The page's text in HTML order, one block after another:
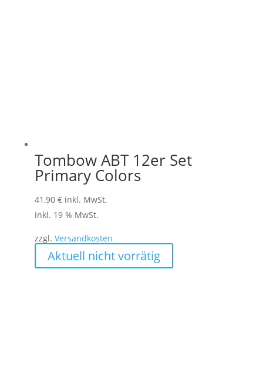
Tombow ABT 12er Set
Primary Colors
41,90 € inkl. MwSt.
inkl. 19 % MwSt.
zzgl. Versandkosten
Aktuell nicht vorrätig